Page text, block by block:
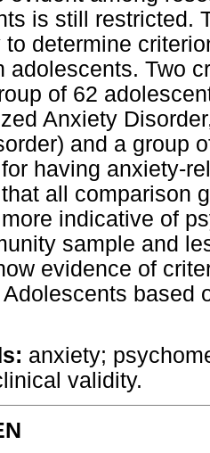
is still restricted.
to determine
adolescents. Two
of 62
Anxiety
and a group
having anxiety-
all comparison
indicative of
sample and
evidence of
based
anxiety;
validity.